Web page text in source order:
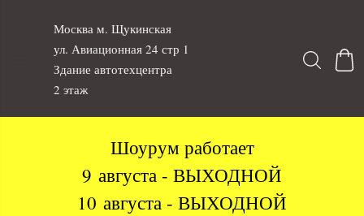
Москва м. Щукинская
ул. Авиационная 24 стр 1
Здание автотехцентра
2 этаж
Шоурум работает
9 августа - ВЫХОДНОЙ
10 августа - ВЫХОДНОЙ